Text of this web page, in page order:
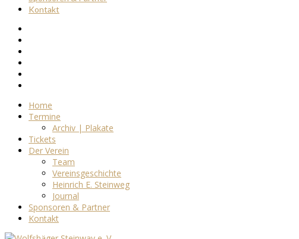
Kontakt
Home
Termine
Archiv | Plakate
Tickets
Der Verein
Team
Vereinsgeschichte
Heinrich E. Steinweg
Journal
Sponsoren & Partner
Kontakt